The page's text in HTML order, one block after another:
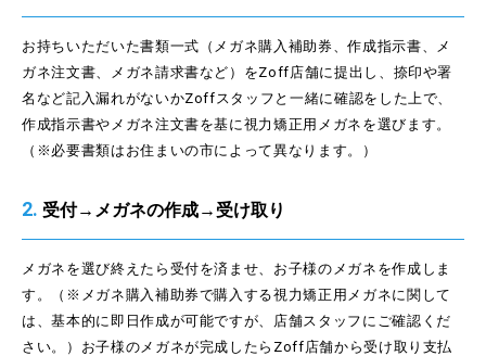
お持ちいただいた書類一式（メガネ購入補助券、作成指示書、メ
ガネ注文書、メガネ請求書など）をZoff店舗に提出し、捺印や署
名など記入漏れがないかZoffスタッフと一緒に確認をした上で、
作成指示書やメガネ注文書を基に視力矯正用メガネを選びます。
（※必要書類はお住まいの市によって異なります。）
2. 受付→メガネの作成→受け取り
メガネを選び終えたら受付を済ませ、お子様のメガネを作成しま
す。（※メガネ購入補助券で購入する視力矯正用メガネに関して
は、基本的に即日作成が可能ですが、店舗スタッフにご確認くだ
さい。）お子様のメガネが完成したらZoff店舗から受け取り支払